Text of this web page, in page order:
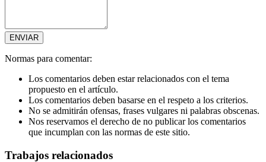
Normas para comentar:
Los comentarios deben estar relacionados con el tema
propuesto en el artículo.
Los comentarios deben basarse en el respeto a los criterios.
No se admitirán ofensas, frases vulgares ni palabras obscenas.
Nos reservamos el derecho de no publicar los comentarios
que incumplan con las normas de este sitio.
Trabajos relacionados